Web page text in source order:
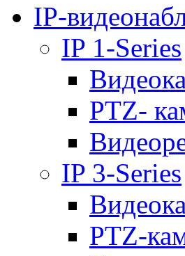
IP-
IP 1-Series
PTZ-
IP 3-Series
PTZ-